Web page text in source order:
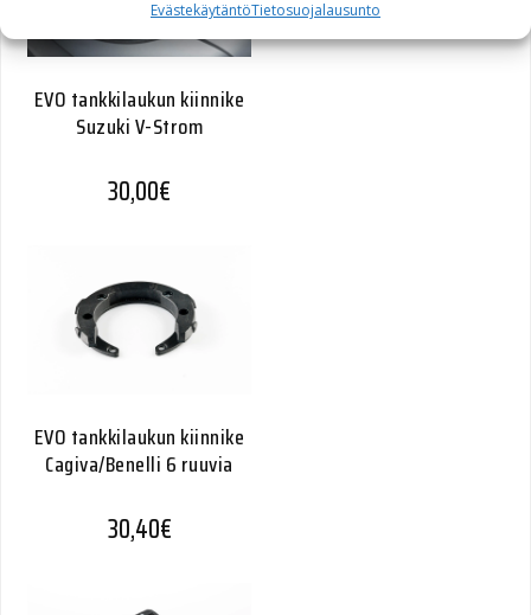
EvästekäytäntöTietosuojalausunto
EVO tankkilaukun kiinnike
Suzuki V-Strom
30,00€
EVO tankkilaukun kiinnike
Cagiva/Benelli 6 ruuvia
30,40€